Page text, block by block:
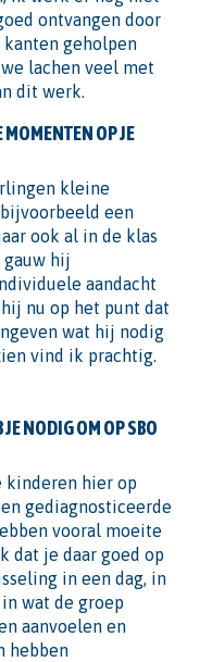
ontvangen door
kanten geholpen
lachen veel met
dit werk.
OP JE
kleine
een
ook al in de klas
gauw hij
aandacht
nu op het punt dat
wat hij nodig
vind ik prachtig.
NODIG OM OP SBO
kinderen hier op
gediagnosticeerde
vooral moeite
dat je daar goed op
in een dag, in
wat de groep
aanvoelen en
hebben